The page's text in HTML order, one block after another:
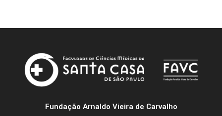
Fundação Arnaldo Vieira de Carvalho